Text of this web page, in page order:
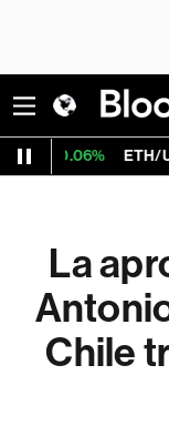
ETH/USD 1,915.728
La
Chile